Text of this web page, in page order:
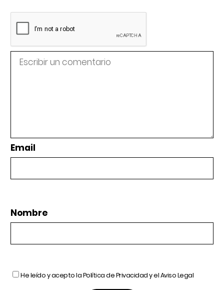
Email
Nombre
He leído y acepto laPolítica de Privacidady elAviso Legal